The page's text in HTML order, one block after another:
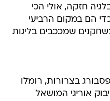
חזקה, אולי הכי
הם במקום הרביעי
שמככבים בליגות
בצרורות, רומלו
אוריגי המושאל